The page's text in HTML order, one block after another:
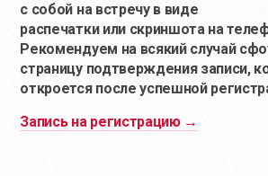
с собой на встречу в виде
распечатки или скриншота на
Рекомендуем на всякий случай
страницу подтверждения записи,
откроется после успешной
Запись на регистрацию →